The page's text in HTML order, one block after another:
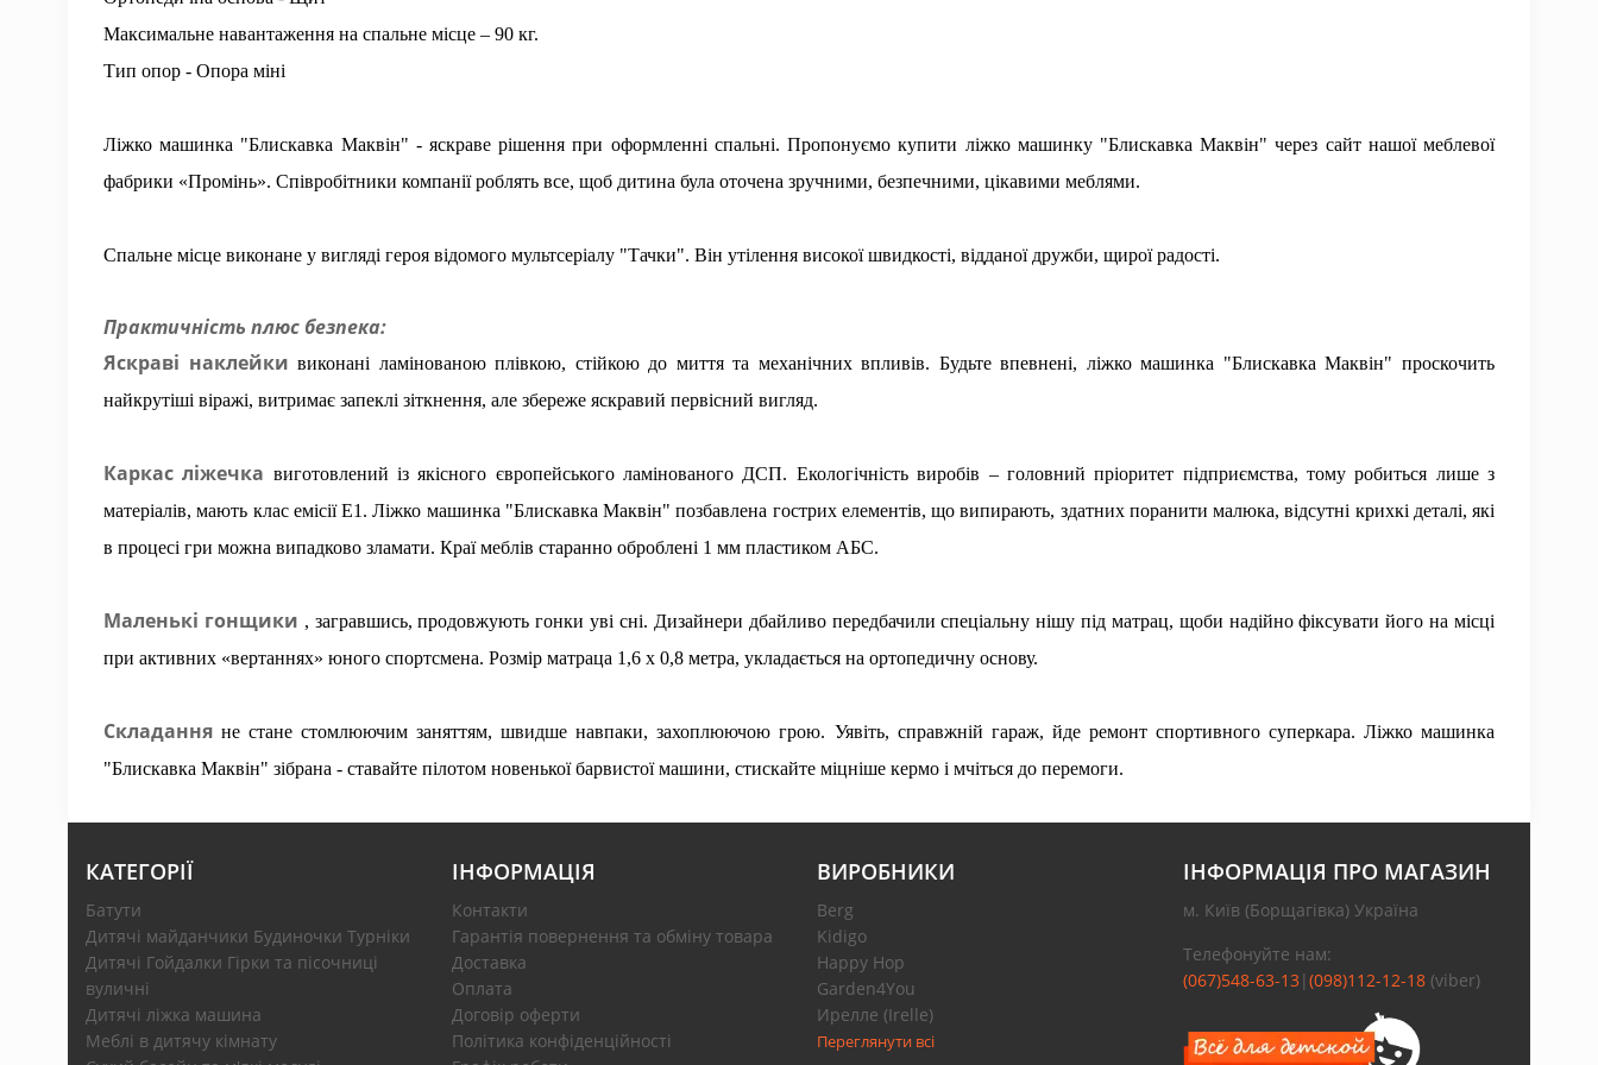
Максимальне навантаження на спальне місце – 90 кг.
Тип опор - Опора міні
Ліжко машинка "Блискавка Маквін" - яскраве рішення при оформленні спальні. Пропонуємо купити ліжко машинку "Блискавка Маквін" через сайт нашої меблевої
фабрики «Промінь». Співробітники компанії роблять все, щоб дитина була оточена зручними, безпечними, цікавими меблями.
Спальне місце виконане у вигляді героя відомого мультсеріалу "Тачки". Він утілення високої швидкості, відданої дружби, щирої радості.
Практичність плюс безпека:
Яскраві наклейки виконані ламінованою плівкою, стійкою до миття та механічних впливів. Будьте впевнені, ліжко машинка "Блискавка Маквін" проскочить
найкрутіші віражі, витримає запеклі зіткнення, але збереже яскравий первісний вигляд.
Каркас ліжечка виготовлений із якісного європейського ламінованого ДСП. Екологічність виробів – головний пріоритет підприємства, тому робиться лише з
матеріалів, мають клас емісії Е1. Ліжко машинка "Блискавка Маквін" позбавлена гострих елементів, що випирають, здатних поранити малюка, відсутні крихкі деталі, які
в процесі гри можна випадково зламати. Краї меблів старанно оброблені 1 мм пластиком АБС.
Маленькі гонщики , загравшись, продовжують гонки уві сні. Дизайнери дбайливо передбачили спеціальну нішу під матрац, щоби надійно фіксувати його на місці
при активних «вертаннях» юного спортсмена. Розмір матраца 1,6 x 0,8 метра, укладається на ортопедичну основу.
Складання не стане стомлюючим заняттям, швидше навпаки, захоплюючою грою. Уявіть, справжній гараж, йде ремонт спортивного суперкара. Ліжко машинка
"Блискавка Маквін" зібрана - ставайте пілотом новенької барвистої машини, стискайте міцніше кермо і мчіться до перемоги.
КАТЕГОРІЇ
Батути
Дитячі майданчики Будиночки Турніки
Дитячі Гойдалки Гірки та пісочниці
вуличні
Дитячі ліжка машина
Меблі в дитячу кімнату
ІНФОРМАЦІЯ
Контакти
Гарантія повернення та обміну товара
Доставка
Оплата
Договір оферти
Політика конфіденційності
ВИРОБНИКИ
Berg
Kidigo
Happy Hop
Garden4You
Ирелле (Irelle)
Переглянути всі
ІНФОРМАЦІЯ ПРО МАГАЗИН
м. Київ (Борщагівка) Україна
Телефонуйте нам:
(067)548-63-13| (098)112-12-18(viber)